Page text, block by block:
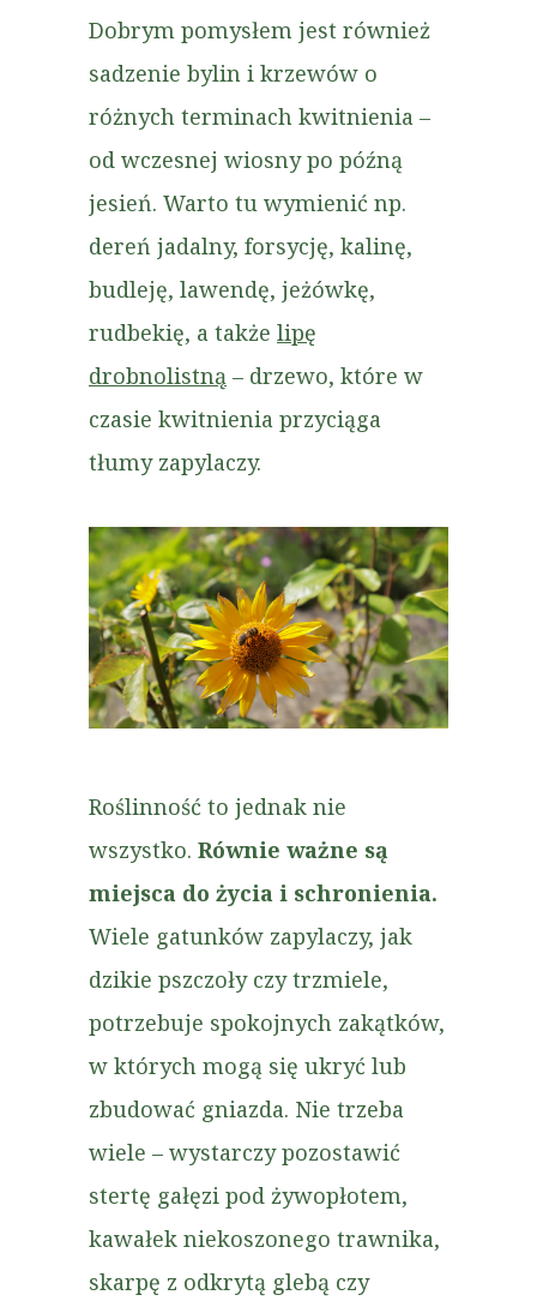
Dobrym pomysłem jest również
sadzenie bylin i krzewów o
różnych terminach kwitnienia –
od wczesnej wiosny po późną
jesień. Warto tu wymienić np.
dereń jadalny, forsycję, kalinę,
budleję, lawendę, jeżówkę,
rudbekię, a także lipę
drobnolistną – drzewo, które w
czasie kwitnienia przyciąga
tłumy zapylaczy.
Roślinność to jednak nie
wszystko. Równie ważne są
miejsca do życia i schronienia.
Wiele gatunków zapylaczy, jak
dzikie pszczoły czy trzmiele,
potrzebuje spokojnych zakątków,
w których mogą się ukryć lub
zbudować gniazda. Nie trzeba
wiele – wystarczy pozostawić
stertę gałęzi pod żywopłotem,
kawałek niekoszonego trawnika,
skarpę z odkrytą glebą czy